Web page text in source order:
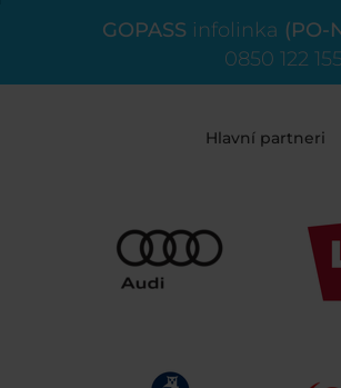
GOPASS infolinka (PO-
0850 122 155
Hlavní partneri